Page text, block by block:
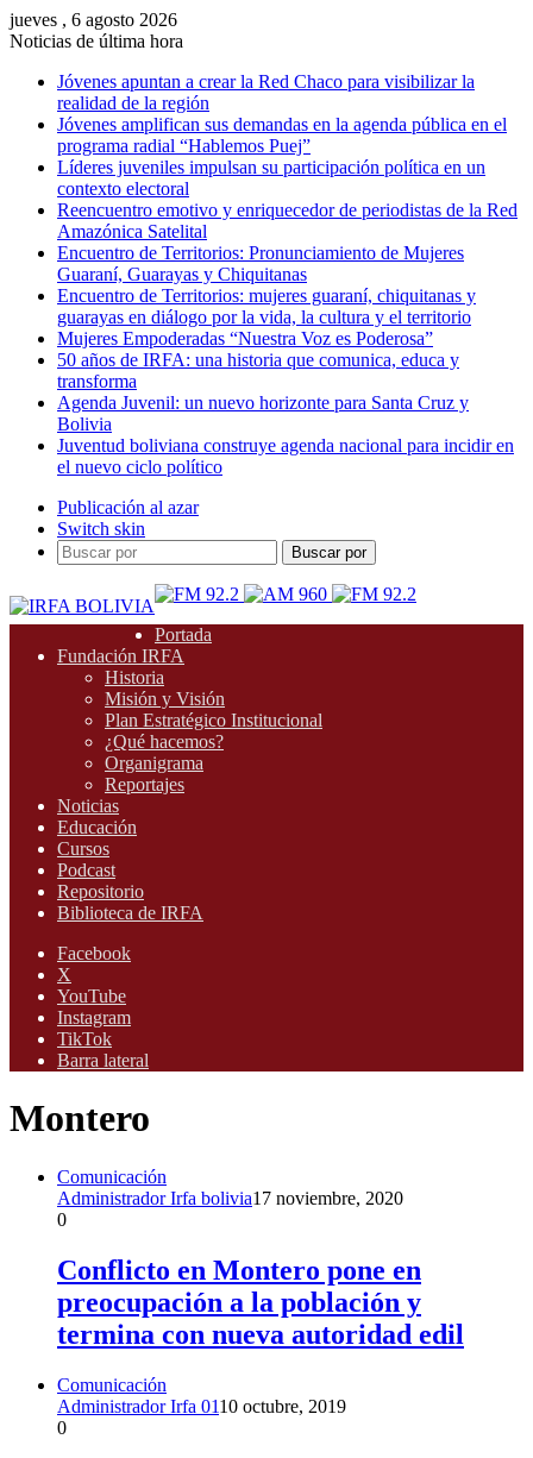
jueves , 6 agosto 2026
Noticias de última hora
Jóvenes apuntan a crear la Red Chaco para visibilizar la
realidad de la región
Jóvenes amplifican sus demandas en la agenda pública en el
programa radial “Hablemos Puej”
Líderes juveniles impulsan su participación política en un
contexto electoral
Reencuentro emotivo y enriquecedor de periodistas de la Red
Amazónica Satelital
Encuentro de Territorios: Pronunciamiento de Mujeres
Guaraní, Guarayas y Chiquitanas
Encuentro de Territorios: mujeres guaraní, chiquitanas y
guarayas en diálogo por la vida, la cultura y el territorio
Mujeres Empoderadas “Nuestra Voz es Poderosa”
50 años de IRFA: una historia que comunica, educa y
transforma
Agenda Juvenil: un nuevo horizonte para Santa Cruz y
Bolivia
Juventud boliviana construye agenda nacional para incidir en
el nuevo ciclo político
Publicación al azar
Switch skin
Buscar por
Portada
Fundación IRFA
Historia
Misión y Visión
Plan Estratégico Institucional
¿Qué hacemos?
Organigrama
Reportajes
Noticias
Educación
Cursos
Podcast
Repositorio
Biblioteca de IRFA
Facebook
X
YouTube
Instagram
TikTok
Barra lateral
Montero
Comunicación
Administrador Irfa bolivia17 noviembre, 2020
0
Conflicto en Montero pone en
preocupación a la población y
termina con nueva autoridad edil
Comunicación
Administrador Irfa 0110 octubre, 2019
0